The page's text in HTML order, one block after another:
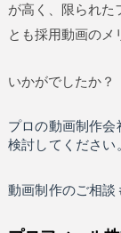
が高く、限られた
とも採用動画のメ
いかがでしたか？
プロの動画制作
検討してください
動画制作のご相談